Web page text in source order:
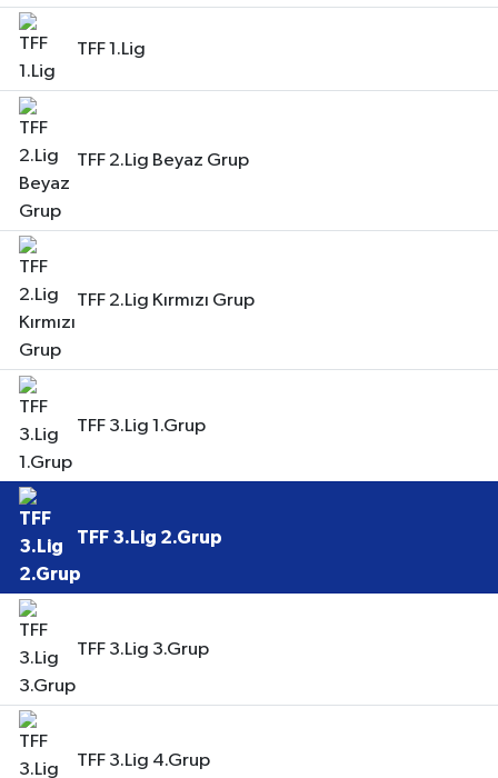
TFF 1.Lig
TFF 2.Lig Beyaz Grup
TFF 2.Lig Kırmızı Grup
TFF 3.Lig 1.Grup
TFF 3.Lig 2.Grup
TFF 3.Lig 3.Grup
TFF 3.Lig 4.Grup